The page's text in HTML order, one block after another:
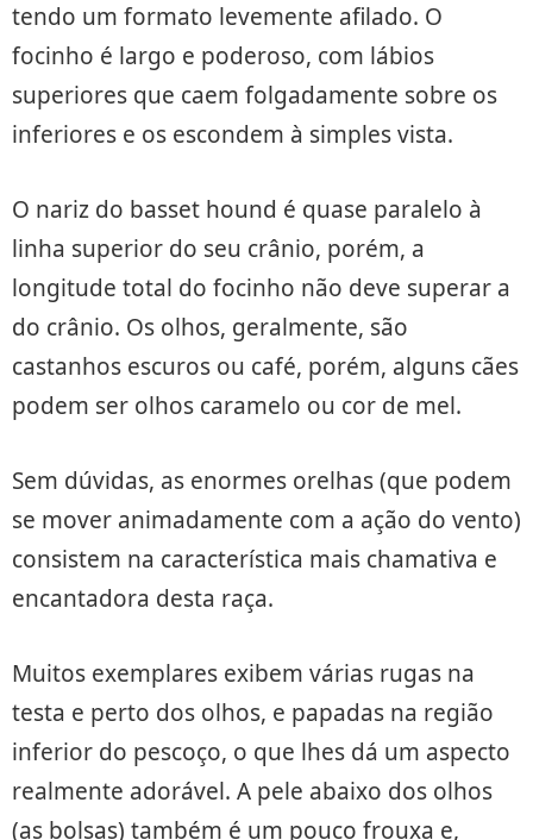
tendo um formato levemente afilado. O
focinho é largo e poderoso, com lábios
superiores que caem folgadamente sobre os
inferiores e os escondem à simples vista.
O nariz do basset hound é quase paralelo à
linha superior do seu crânio, porém, a
longitude total do focinho não deve superar a
do crânio. Os olhos, geralmente, são
castanhos escuros ou café, porém, alguns cães
podem ser olhos caramelo ou cor de mel.
Sem dúvidas, as enormes orelhas (que podem
se mover animadamente com a ação do vento)
consistem na característica mais chamativa e
encantadora desta raça.
Muitos exemplares exibem várias rugas na
testa e perto dos olhos, e papadas na região
inferior do pescoço, o que lhes dá um aspecto
realmente adorável. A pele abaixo dos olhos
(as bolsas) também é um pouco frouxa e,